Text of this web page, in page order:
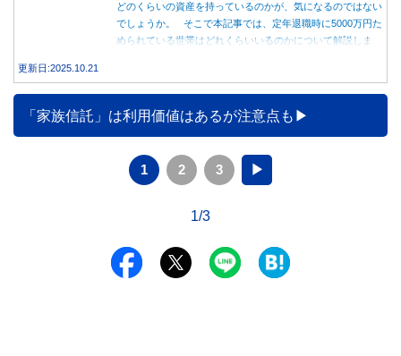
どのくらいの資産を持っているのかが、気になるのではない
でしょうか。 そこで本記事では、定年退職時に5000万円た
められている世帯はどれくらいいるのかについて解説しま
更新日:2025.10.21
「家族信託」は利用価値はあるが注意点も
1 2 3 ▶
1/3